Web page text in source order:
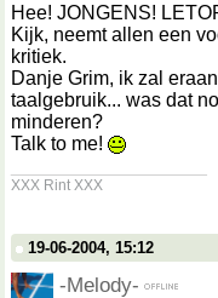
Hee! JONGENS!
Kijk, neemt allen een
kritiek.
Danje Grim, ik zal
taalgebruik... was dat
minderen?
Talk to me!
XXX Rint XXX
19-06-2004, 15:12
-Melody-